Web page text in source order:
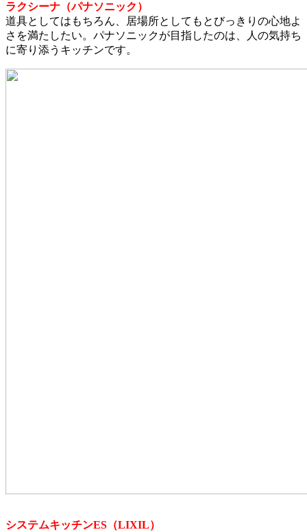
ラクシーナ（パナソニック）
道具としてはもちろん、居場所としてもとびっきりの心地よ
さを満たしたい。パナソニックが目指したのは、人の気持ち
に寄り添うキッチンです。
システムキッチンES（LIXIL）